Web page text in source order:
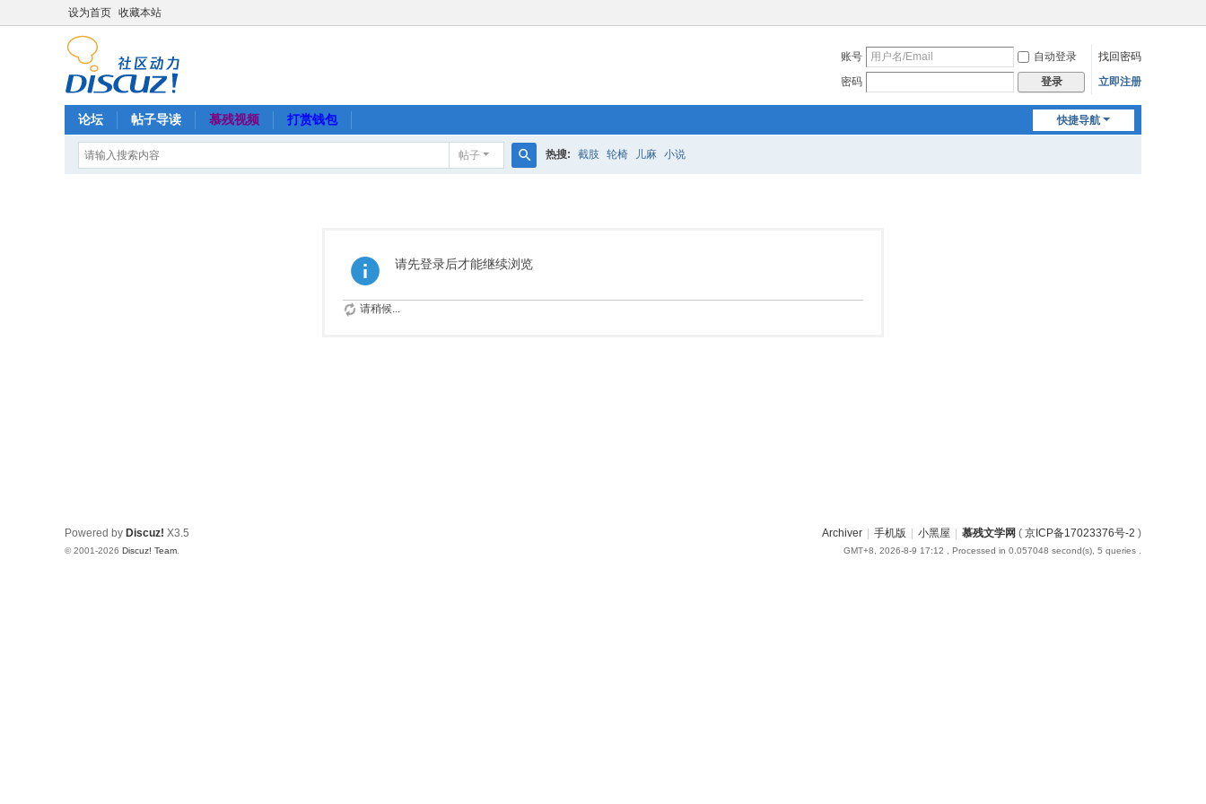
设为首页 收藏本站
账号 自动登录
找回密码
密码
登录 立即注册
快捷导航
论坛 帖子导读 慕残视频 打赏钱包
帖子 热搜: 截肢 轮椅 儿麻 小说
请先登录后才能继续浏览
请稍候...
Archiver 手机版 小黑屋 慕残文学网 ( 京ICP备17023376号-2 )
GMT+8, 2026-8-9 17:12 , Processed in 0.057048 second(s), 5 queries .
Powered by Discuz! X3.5
© 2001-2026 Discuz! Team